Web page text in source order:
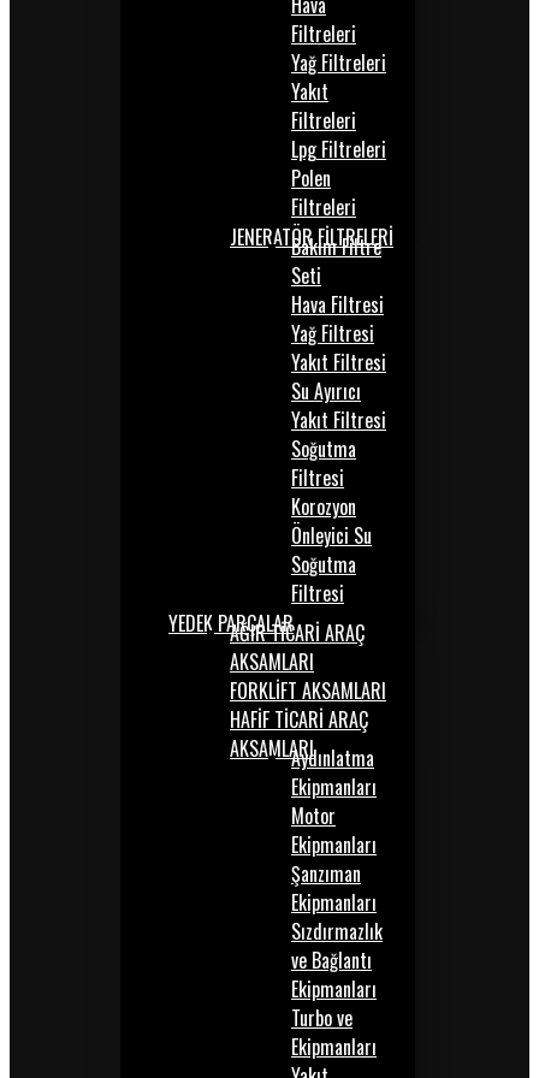
Filtreleri
Yağ Filtreleri
Yakıt
Filtreleri
Lpg Filtreleri
Polen
Filtreleri
JENERATÖR FİLTRELERİ
Bakım Filtre
Seti
Hava Filtresi
Yağ Filtresi
Yakıt Filtresi
Su Ayırıcı
Yakıt Filtresi
Soğutma
Filtresi
Korozyon
Önleyici Su
Soğutma
Filtresi
YEDEK PARÇALARAĞIR TİCARİ ARAÇ
AKSAMLARI
FORKLİFT AKSAMLARI
HAFİF TİCARİ ARAÇ
AKSAMLARIAydınlatma
Ekipmanları
Motor
Ekipmanları
Şanzıman
Ekipmanları
Sızdırmazlık
ve Bağlantı
Ekipmanları
Turbo ve
Ekipmanları